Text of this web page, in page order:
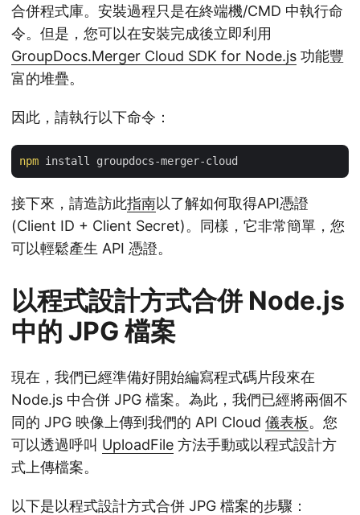
合併程式庫。安裝過程只是在終端機/CMD 中執行命
令。但是，您可以在安裝完成後立即利用
GroupDocs.Merger Cloud SDK for Node.js 功能豐
富的堆疊。
因此，請執行以下命令：
npm
接下來，請造訪此指南以了解如何取得API憑證
(Client ID + Client Secret)。同樣，它非常簡單，您
可以輕鬆產生 API 憑證。
以程式設計方式合併 Node.js
中的 JPG 檔案
現在，我們已經準備好開始編寫程式碼片段來在
Node.js 中合併 JPG 檔案。為此，我們已經將兩個不
同的 JPG 映像上傳到我們的 API Cloud 儀表板。您
可以透過呼叫 UploadFile 方法手動或以程式設計方
式上傳檔案。
以下是以程式設計方式合併 JPG 檔案的步驟：